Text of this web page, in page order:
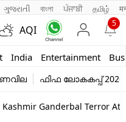
ગુજરાતી বাংলা ਪੰਜਾਬੀ தமிழ்
AQI
5
India Entertainment
ഫിഫ ലോകകപ്പ് 2026
Kashmir Ganderbal Terror